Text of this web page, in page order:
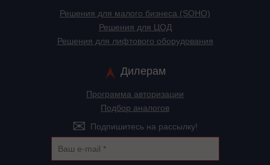
Решения для малого бизнеса (SOHO)
Решения для ЦОД
Решения для лифтового оборудования
Дилерам
Программа авторизации
Подбор аналогов
Подпишитесь на рассылку!